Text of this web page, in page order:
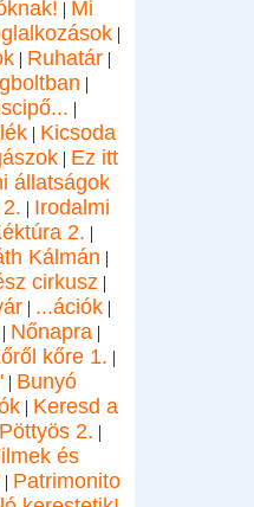
| Mi
|
| Ruhatár|
|
|
| Kicsoda
| Ez itt
állatságok
| Irodalmi
2. |
Kálmán |
cirkusz |
| ...ációk |
| Nőnapra|
kőre 1. |
| Bunyó
| Keresd a
Pöttyös 2. |
és
| Patrimonito